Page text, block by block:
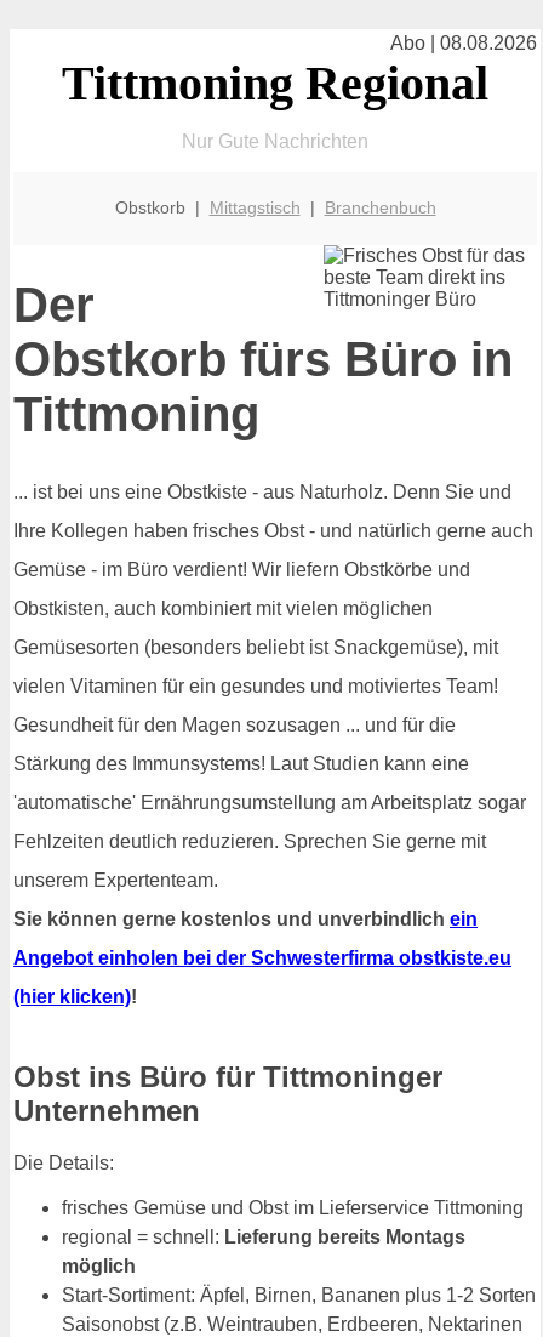
Abo | 08.08.2026
Tittmoning Regional
Nur Gute Nachrichten
Obstkorb | Mittagstisch | Branchenbuch
Der
Obstkorb fürs Büro in
Tittmoning
... ist bei uns eine Obstkiste - aus Naturholz. Denn Sie und
Ihre Kollegen haben frisches Obst - und natürlich gerne auch
Gemüse - im Büro verdient! Wir liefern Obstkörbe und
Obstkisten, auch kombiniert mit vielen möglichen
Gemüsesorten (besonders beliebt ist Snackgemüse), mit
vielen Vitaminen für ein gesundes und motiviertes Team!
Gesundheit für den Magen sozusagen ... und für die
Stärkung des Immunsystems! Laut Studien kann eine
'automatische' Ernährungsumstellung am Arbeitsplatz sogar
Fehlzeiten deutlich reduzieren. Sprechen Sie gerne mit
unserem Expertenteam.
Sie können gerne kostenlos und unverbindlich ein
Angebot einholen bei der Schwesterfirma obstkiste.eu
(hier klicken)!
Obst ins Büro für Tittmoninger
Unternehmen
Die Details:
frisches Gemüse und Obst im Lieferservice Tittmoning
regional = schnell: Lieferung bereits Montags
möglich
Start-Sortiment: Äpfel, Birnen, Bananen plus 1-2 Sorten
Saisonobst (z.B. Weintrauben, Erdbeeren, Nektarinen